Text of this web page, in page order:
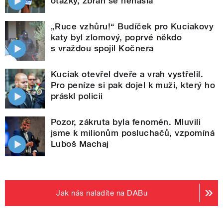
„Ruce vzhůru!“ Budíček pro Kuciakovy
katy byl zlomový, poprvé někdo
s vraždou spojil Kočnera
Kuciak otevřel dveře a vrah vystřelil.
Pro peníze si pak dojel k muži, který ho
práskl policii
Pozor, zákruta byla fenomén. Mluvili
jsme k milionům posluchačů, vzpomíná
Luboš Machaj
Jak nás naladíte na DABu